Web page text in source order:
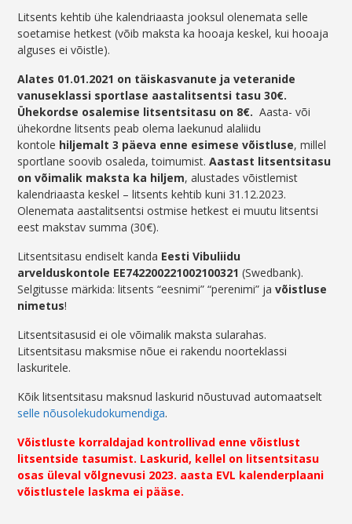
Litsents kehtib ühe kalendriaasta jooksul olenemata selle
soetamise hetkest (võib maksta ka hooaja keskel, kui hooaja
alguses ei võistle).
Alates 01.01.2021 on täiskasvanute ja veteranide
vanuseklassi sportlase aastalitsentsi tasu 30€.
Ühekordse osalemise litsentsitasu on 8€. Aasta- või
ühekordne litsents peab olema laekunud alaliidu
kontole hiljemalt 3 päeva enne esimese võistluse, millel
sportlane soovib osaleda, toimumist.Aastast litsentsitasu
on võimalik maksta ka hiljem, alustades võistlemist
kalendriaasta keskel – litsents kehtib kuni 31.12.2023.
Olenemata aastalitsentsi ostmise hetkest ei muutu litsentsi
eest makstav summa (30€).
Litsentsitasu endiselt kanda Eesti Vibuliidu
arvelduskontole EE742200221002100321 (Swedbank).
Selgitusse märkida: litsents “eesnimi” “perenimi” javõistluse
nimetus!
Litsentsitasusid ei ole võimalik maksta sularahas.
Litsentsitasu maksmise nõue ei rakendu noorteklassi
laskuritele.
Kõik litsentsitasu maksnud laskurid nõustuvad automaatselt
selle nõusolekudokumendiga.
Võistluste korraldajad kontrollivad enne võistlust
litsentside tasumist. Laskurid, kellel on litsentsitasu
osas üleval võlgnevusi 2023. aasta EVL kalenderplaani
võistlustele laskma ei pääse.